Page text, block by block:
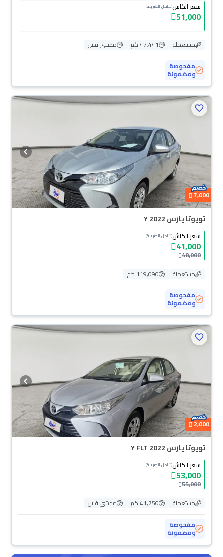
سعر الكاش(شامل الضريبة)
51,000
مستعملة 47,441 كم
ممشى قليل
مفحوصة
ومضمونة
7,000
تويوتا يارس Y 2022
سعر الكاش(شامل الضريبة)
41,000
48,000
مستعملة
119,090 كم
مفحوصة
ومضمونة
2,000
تويوتا يارس Y FLT 2022
سعر الكاش(شامل الضريبة)
53,000
55,000
مستعملة
41,750 كم
ممشى قليل
مفحوصة
ومضمونة